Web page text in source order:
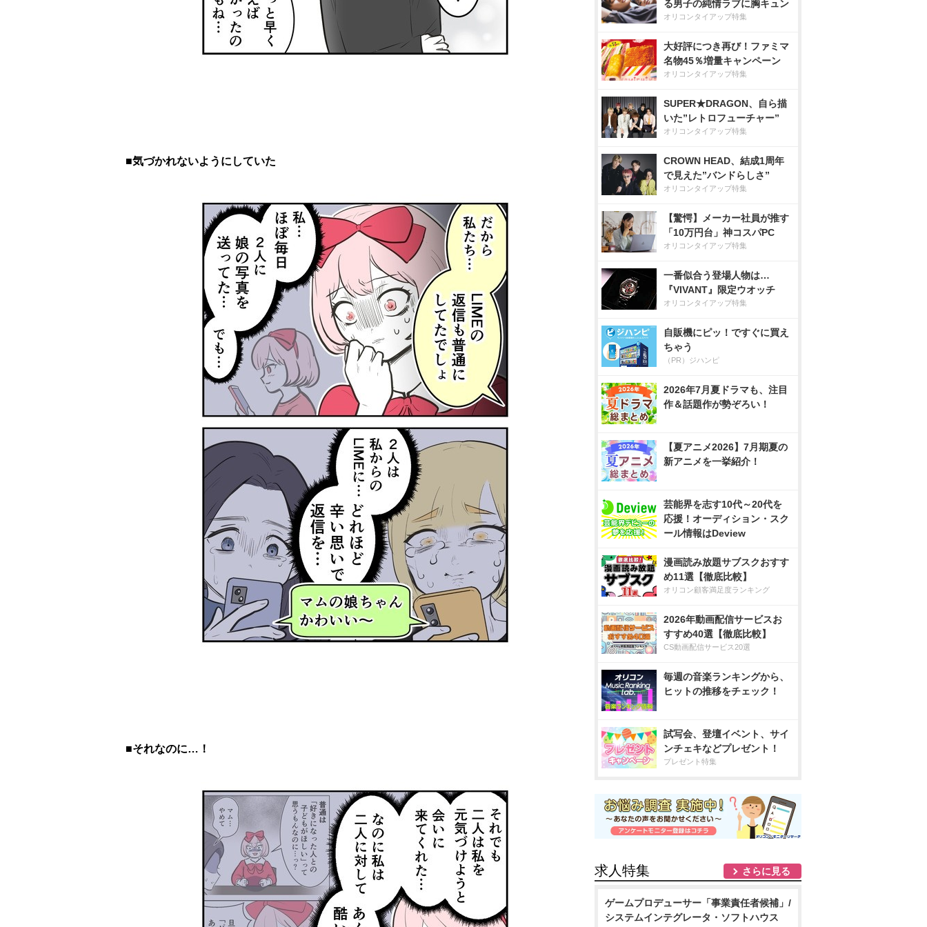
■気づかれないようにしていた
■それなのに…！
る男子の純情ラブに胸キュン
オリコンタイアップ特集
大好評につき再び！ファミマ
名物45％増量キャンペーン
オリコンタイアップ特集
SUPER★DRAGON、自ら描
いた”レトロフューチャー”
オリコンタイアップ特集
CROWN HEAD、結成1周年
で見えた”バンドらしさ”
オリコンタイアップ特集
【驚愕】メーカー社員が推す
「10万円台」神コスパPC
オリコンタイアップ特集
一番似合う登場人物は…
『VIVANT』限定ウオッチ
オリコンタイアップ特集
自販機にピッ！ですぐに買え
ちゃう
（PR）ジハンピ
2026年7月夏ドラマも、注目
作＆話題作が勢ぞろい！
【夏アニメ2026】7月期夏の
新アニメを一挙紹介！
芸能界を志す10代～20代を
応援！オーディション・スク
ール情報はDeview
漫画読み放題サブスクおすす
め11選【徹底比較】
オリコン顧客満足度ランキング
2026年動画配信サービスお
すすめ40選【徹底比較】
CS動画配信サービス20選
毎週の音楽ランキングから、
ヒットの推移をチェック！
試写会、登壇イベント、サイ
ンチェキなどプレゼント！
プレゼント特集
求人特集 さらに見る
ゲームプロデューサー「事業責任者候補」/
システムインテグレータ・ソフトハウス